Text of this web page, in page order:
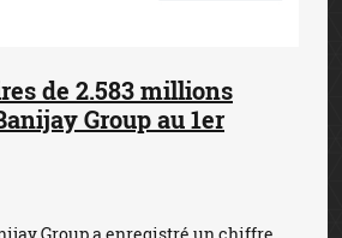
de 2.583 millions
Group au 1er